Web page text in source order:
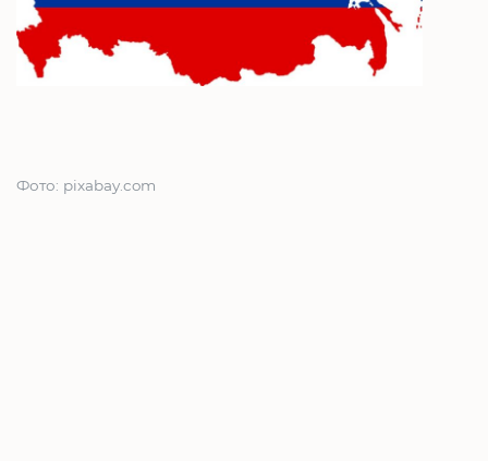
Фото: pixabay.com